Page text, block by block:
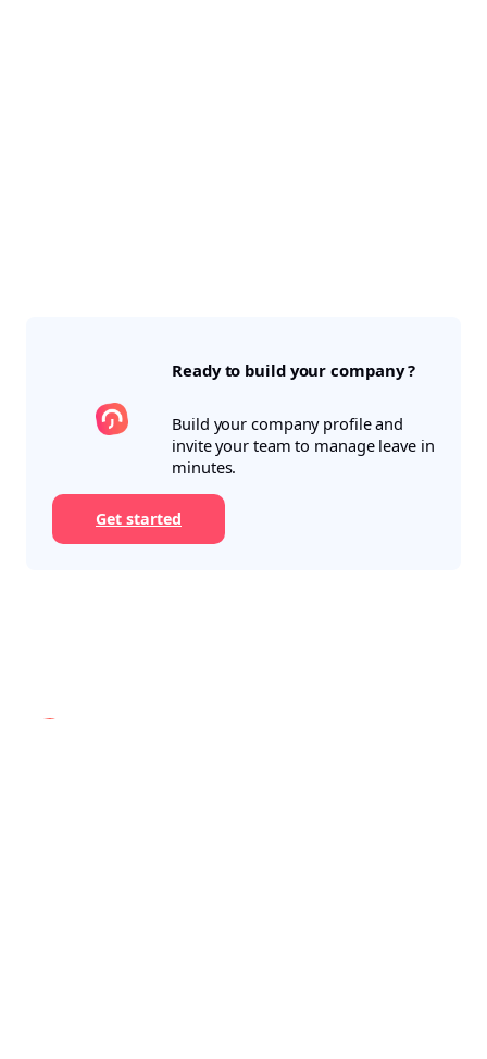
Ready to build your company ?
Build your company profile and
invite your team to manage leave in
minutes.
Get started